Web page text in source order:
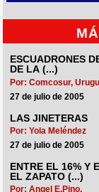
ESCUADRONES
DE LA (...)
Por: Comcosur,
27 de julio de 2005
LAS JINETERAS
Por: Yola Meléndez
27 de julio de 2005
ENTRE EL 16% Y
EL ZAPATO (...)
Por: Angel E.Pino.